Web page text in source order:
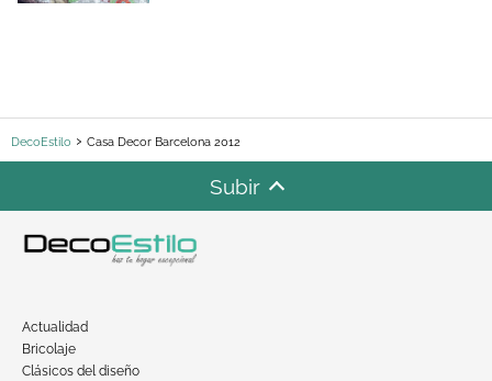
DecoEstilo Casa Decor Barcelona 2012
Subir
Actualidad
Bricolaje
Clásicos del diseño